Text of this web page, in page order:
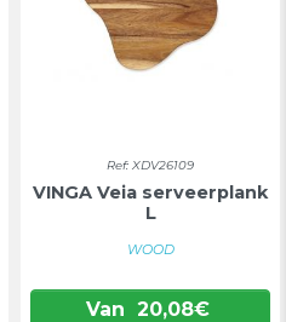
Ref: XDV26109
VINGA Veia serveerplank
L
WOOD
Van 20,08€